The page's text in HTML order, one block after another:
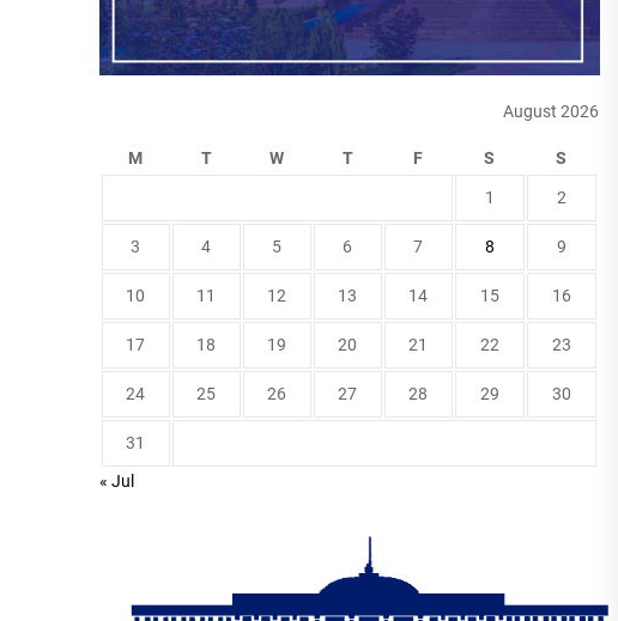
August 2026
M T W T F S S
1 2
3 4 5 6 7 8 9
10 11 12 13 14 15 16
17 18 19 20 21 22 23
24 25 26 27 28 29 30
31
« Jul